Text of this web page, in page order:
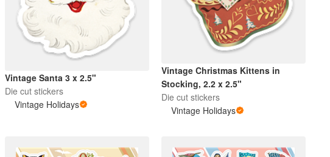
Vintage Santa 3 x 2.5"
Die cut stickers
Vintage Holidays
Vintage Christmas Kittens in
Stocking, 2.2 x 2.5"
Die cut stickers
Vintage Holidays